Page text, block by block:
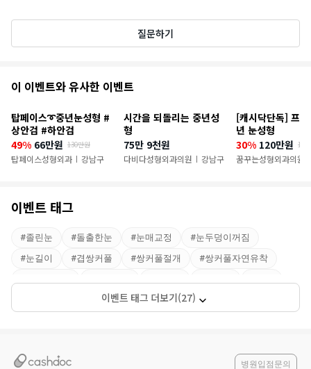
질문하기
추
이
벤
이 이벤트와 유사한 이벤트
탑페이스➰중년눈성형 #
상안검 #하안검
49% 66만원 130만원
탑페이스성형외과 | 강남구
시간을 되돌리는 중년성
형
75만 9천원
다비다성형외과의원 | 강남구
[캐시닥단독] 프
년 눈성형
30% 120만원 173
꿈꾸는성형외과의원
이벤트 태그
#졸린눈 #돌출한눈 #눈매교정 #눈두덩이꺼짐
#눈길이 #겹쌍커풀 #쌍커풀절개 #쌍커풀자연유착
#세미아웃 #눈성형
#라인낮추기
이벤트 태그 더보기(27)
병원입점문의